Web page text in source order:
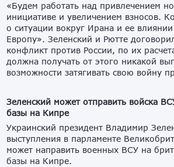
«Будем работать над привлечением
инициативе и увеличением взносов.
о ситуации вокруг Ирана и ее
Европу». Зеленский и Рютте
конфликт против России, по их
должна получать от этого никакой
возможности затягивать свою войну
Зеленский может отправить войска
базы на Кипре
Украинский президент Владимир
выступления в парламенте
может направить военных ВСУ на
базы на Кипре.